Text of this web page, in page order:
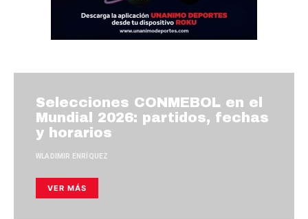
Selecciones CONMEBOL en el
Mundial 2026: partidos, fechas
y horarios
WLADIMIR ENRÍQUEZ
VER MÁS